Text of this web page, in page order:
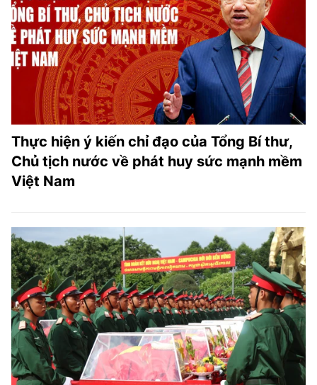
Thực hiện ý kiến chỉ đạo của Tổng Bí thư,
Chủ tịch nước về phát huy sức mạnh mềm
Việt Nam